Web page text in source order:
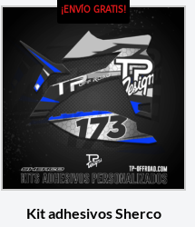
¡ENVÍO GRATIS!
Kit adhesivos Sherco